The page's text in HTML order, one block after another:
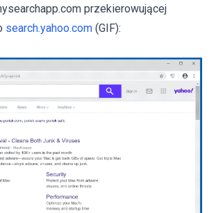
przekierowującej
search.yahoo.com (GIF):